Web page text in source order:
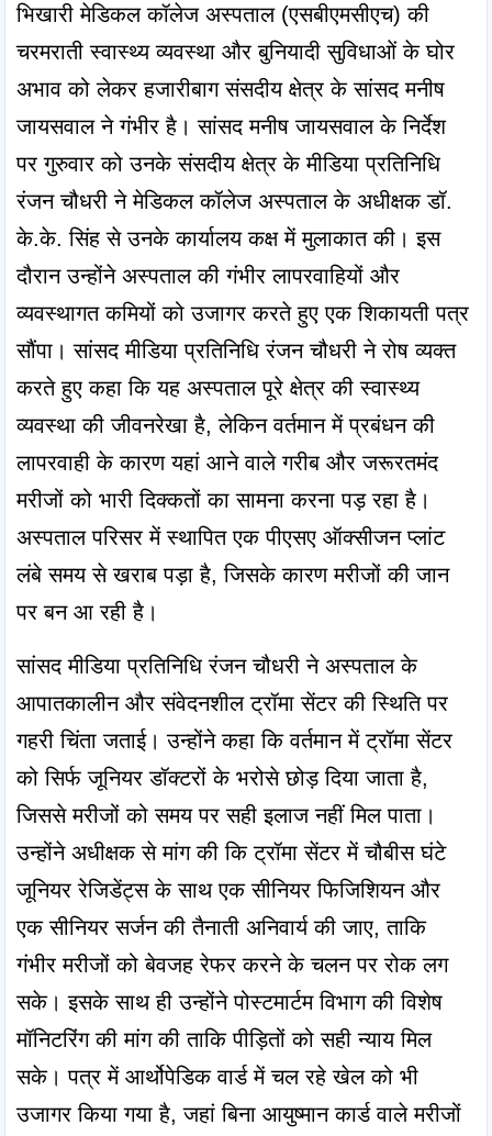
भिखारी मेडिकल कॉलेज अस्पताल (एसबीएमसीएच) की
चरमराती स्वास्थ्य व्यवस्था और बुनियादी सुविधाओं के घोर
अभाव को लेकर हजारीबाग संसदीय क्षेत्र के सांसद मनीष
जायसवाल ने गंभीर है। सांसद मनीष जायसवाल के निर्देश
पर गुरुवार को उनके संसदीय क्षेत्र के मीडिया प्रतिनिधि
रंजन चौधरी ने मेडिकल कॉलेज अस्पताल के अधीक्षक डॉ.
के.के. सिंह से उनके कार्यालय कक्ष में मुलाकात की। इस
दौरान उन्होंने अस्पताल की गंभीर लापरवाहियों और
व्यवस्थागत कमियों को उजागर करते हुए एक शिकायती पत्र
सौंपा। सांसद मीडिया प्रतिनिधि रंजन चौधरी ने रोष व्यक्त
करते हुए कहा कि यह अस्पताल पूरे क्षेत्र की स्वास्थ्य
व्यवस्था की जीवनरेखा है, लेकिन वर्तमान में प्रबंधन की
लापरवाही के कारण यहां आने वाले गरीब और जरूरतमंद
मरीजों को भारी दिक्कतों का सामना करना पड़ रहा है।
अस्पताल परिसर में स्थापित एक पीएसए ऑक्सीजन प्लांट
लंबे समय से खराब पड़ा है, जिसके कारण मरीजों की जान
पर बन आ रही है।
सांसद मीडिया प्रतिनिधि रंजन चौधरी ने अस्पताल के
आपातकालीन और संवेदनशील ट्रॉमा सेंटर की स्थिति पर
गहरी चिंता जताई। उन्होंने कहा कि वर्तमान में ट्रॉमा सेंटर
को सिर्फ जूनियर डॉक्टरों के भरोसे छोड़ दिया जाता है,
जिससे मरीजों को समय पर सही इलाज नहीं मिल पाता।
उन्होंने अधीक्षक से मांग की कि ट्रॉमा सेंटर में चौबीस घंटे
जूनियर रेजिडेंट्स के साथ एक सीनियर फिजिशियन और
एक सीनियर सर्जन की तैनाती अनिवार्य की जाए, ताकि
गंभीर मरीजों को बेवजह रेफर करने के चलन पर रोक लग
सके। इसके साथ ही उन्होंने पोस्टमार्टम विभाग की विशेष
मॉनिटरिंग की मांग की ताकि पीड़ितों को सही न्याय मिल
सके। पत्र में आर्थोपेडिक वार्ड में चल रहे खेल को भी
उजागर किया गया है, जहां बिना आयुष्मान कार्ड वाले मरीजों